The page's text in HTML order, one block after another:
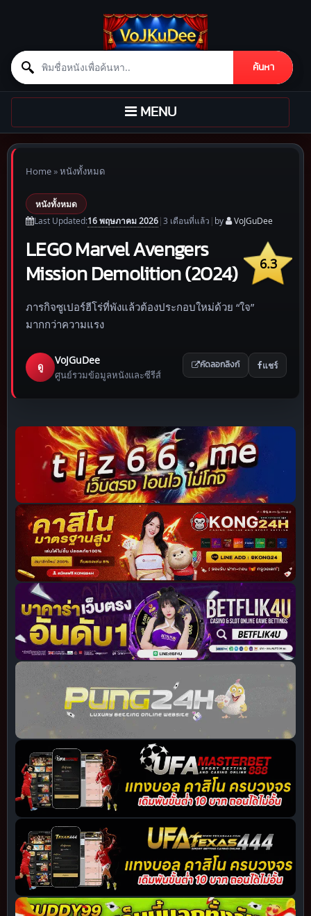
Search for:
ค้นหา
Skip to content
TOGGLE
NAVIGATION
MENU
Home»หนังทั้งหมด
หนังทั้งหมด
Last Updated:16 พฤษภาคม 2026|3 เดือนที่แล้ว | by VoJGuDee
6.3
LEGO Marvel Avengers
Mission Demolition (2024)
ภารกิจซูเปอร์ฮีโร่ที่พังแล้วต้องประกอบใหม่ด้วย “ใจ”
มากกว่าความแรง
ดู
VoJGuDee
ศูนย์รวมข้อมูลหนังและซีรีส์
คัดลอกลิงก์ แชร์